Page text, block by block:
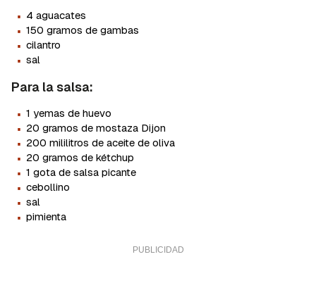
· 4 aguacates
· 150 gramos de gambas
· cilantro
· sal
Para la salsa:
· 1 yemas de huevo
· 20 gramos de mostaza Dijon
· 200 mililitros de aceite de oliva
· 20 gramos de kétchup
· 1 gota de salsa picante
· cebollino
· sal
· pimienta